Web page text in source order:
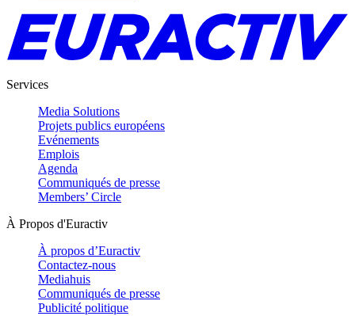
Services
Media Solutions
Projets publics européens
Evénements
Emplois
Agenda
Communiqués de presse
Members’ Circle
À Propos d'Euractiv
À propos d’Euractiv
Contactez-nous
Mediahuis
Communiqués de presse
Publicité politique